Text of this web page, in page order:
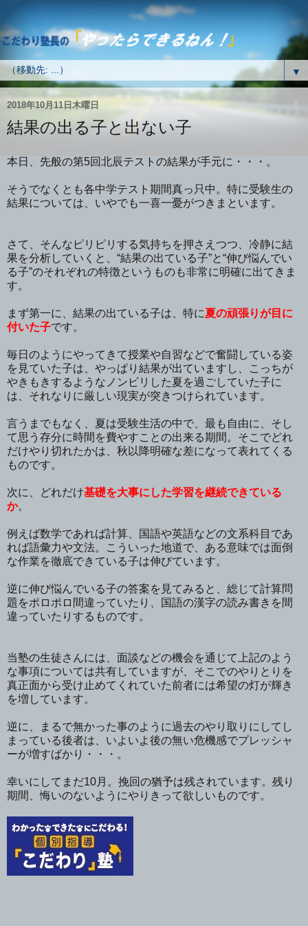
▼
2018年10月11日木曜日
結果の出る子と出ない子
本日、先般の第5回北辰テストの結果が手元に・・・。
そうでなくとも各中学テスト期間真っ只中。特に受験生の
結果については、いやでも一喜一憂がつきまといます。
さて、そんなピリピリする気持ちを押さえつつ、冷静に結
果を分析していくと、“結果の出ている子”と“伸び悩んでい
る子”のそれぞれの特徴というものも非常に明確に出てきま
す。
まず第一に、結果の出ている子は、特に夏の頑張りが目に
付いた子です。
毎日のようにやってきて授業や自習などで奮闘している姿
を見ていた子は、やっぱり結果が出ていますし、こっちが
やきもきするようなノンビリした夏を過ごしていた子に
は、それなりに厳しい現実が突きつけられています。
言うまでもなく、夏は受験生活の中で、最も自由に、そし
て思う存分に時間を費やすことの出来る期間。そこでどれ
だけやり切れたかは、秋以降明確な差になって表れてくる
ものです。
次に、どれだけ基礎を大事にした学習を継続できている
か。
例えば数学であれば計算、国語や英語などの文系科目であ
れば語彙力や文法。こういった地道で、ある意味では面倒
な作業を徹底できている子は伸びています。
逆に伸び悩んでいる子の答案を見てみると、総じて計算問
題をポロポロ間違っていたり、国語の漢字の読み書きを間
違っていたりするものです。
当塾の生徒さんには、面談などの機会を通じて上記のよう
な事項については共有していますが、そこでのやりとりを
真正面から受け止めてくれていた前者には希望の灯が輝き
を増しています。
逆に、まるで無かった事のように過去のやり取りにしてし
まっている後者は、いよいよ後の無い危機感でプレッシャ
ーが増すばかり・・・。
幸いにしてまだ10月。挽回の猶予は残されています。残り
期間、悔いのないようにやりきって欲しいものです。